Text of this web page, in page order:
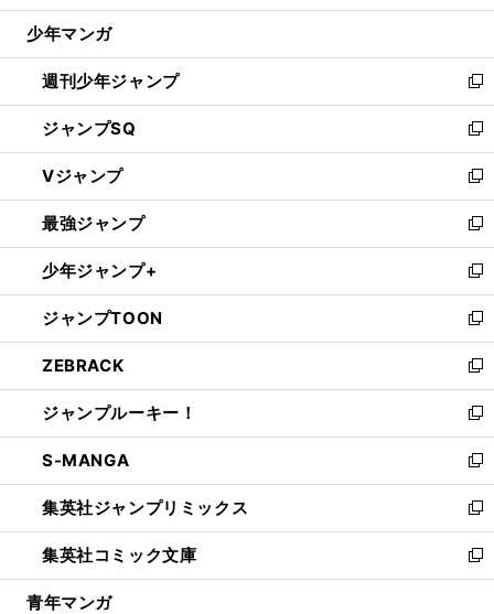
ウ
開
く
少年マンガ
週刊少年ジャンプ
新
し
い
ウ
ィ
ン
ド
ウ
で
開
く
ジャンプSQ
新
し
い
ウ
ィ
ン
ド
ウ
で
開
く
Vジャンプ
新
し
い
ウ
ィ
ン
ド
ウ
で
開
く
最強ジャンプ
新
し
い
ウ
ィ
ン
ド
ウ
で
開
く
少年ジャンプ+
新
し
い
ウ
ィ
ン
ド
ウ
で
開
く
ジャンプTOON
新
し
い
ウ
ィ
ン
ド
ウ
で
開
く
ZEBRACK
新
し
い
ウ
ィ
ン
ド
ウ
で
開
ジャンプルーキー！
新
し
い
ウ
ィ
ン
ド
ウ
S-MANGA
新
し
い
ウ
ィ
ン
集英社ジャンプリミックス
新
し
い
ウ
集英社コミック文庫
新
し
青年マンガ